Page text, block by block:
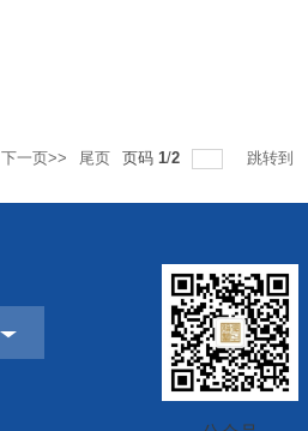
下一页>> 尾页 页码 1/2 跳转到